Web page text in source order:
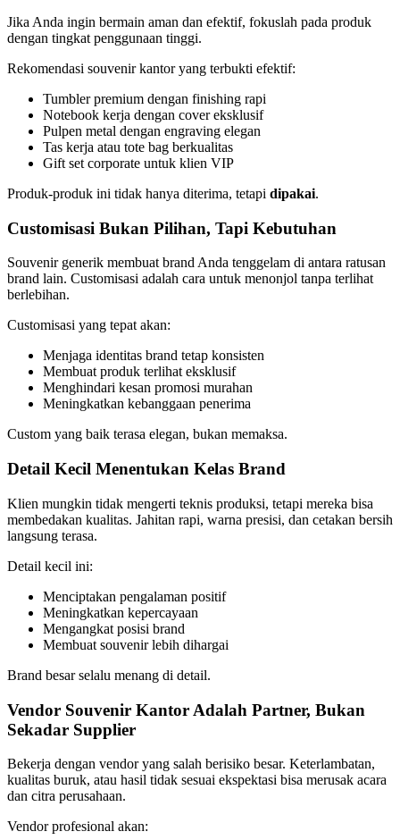
Jika Anda ingin bermain aman dan efektif, fokuslah pada produk
dengan tingkat penggunaan tinggi.
Rekomendasi souvenir kantor yang terbukti efektif:
Tumbler premium dengan finishing rapi
Notebook kerja dengan cover eksklusif
Pulpen metal dengan engraving elegan
Tas kerja atau tote bag berkualitas
Gift set corporate untuk klien VIP
Produk-produk ini tidak hanya diterima, tetapi dipakai.
Customisasi Bukan Pilihan, Tapi Kebutuhan
Souvenir generik membuat brand Anda tenggelam di antara ratusan
brand lain. Customisasi adalah cara untuk menonjol tanpa terlihat
berlebihan.
Customisasi yang tepat akan:
Menjaga identitas brand tetap konsisten
Membuat produk terlihat eksklusif
Menghindari kesan promosi murahan
Meningkatkan kebanggaan penerima
Custom yang baik terasa elegan, bukan memaksa.
Detail Kecil Menentukan Kelas Brand
Klien mungkin tidak mengerti teknis produksi, tetapi mereka bisa
membedakan kualitas. Jahitan rapi, warna presisi, dan cetakan bersih
langsung terasa.
Detail kecil ini:
Menciptakan pengalaman positif
Meningkatkan kepercayaan
Mengangkat posisi brand
Membuat souvenir lebih dihargai
Brand besar selalu menang di detail.
Vendor Souvenir Kantor Adalah Partner, Bukan
Sekadar Supplier
Bekerja dengan vendor yang salah berisiko besar. Keterlambatan,
kualitas buruk, atau hasil tidak sesuai ekspektasi bisa merusak acara
dan citra perusahaan.
Vendor profesional akan: